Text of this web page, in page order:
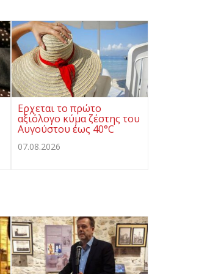
Ερχεται το πρώτο
αξιόλογο κύμα ζέστης του
Αυγούστου έως 40°C
07.08.2026